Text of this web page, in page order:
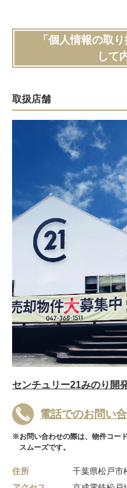
「個人情報の取
して
取扱店舗
センチュリー21みのり開
電話でのお問い
※お問い合わせの際は、物件コー
スムーズです。
住所
千葉県松戸市